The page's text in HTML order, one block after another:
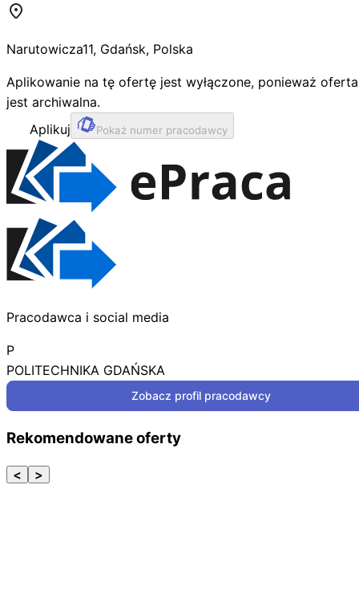
Narutowicza11, Gdańsk, Polska
Aplikowanie na tę ofertę jest wyłączone, ponieważ oferta
jest archiwalna.
Aplikuj
Pokaż numer pracodawcy
Pracodawca i social media
P
POLITECHNIKA GDAŃSKA
Zobacz profil pracodawcy
Rekomendowane oferty
< >